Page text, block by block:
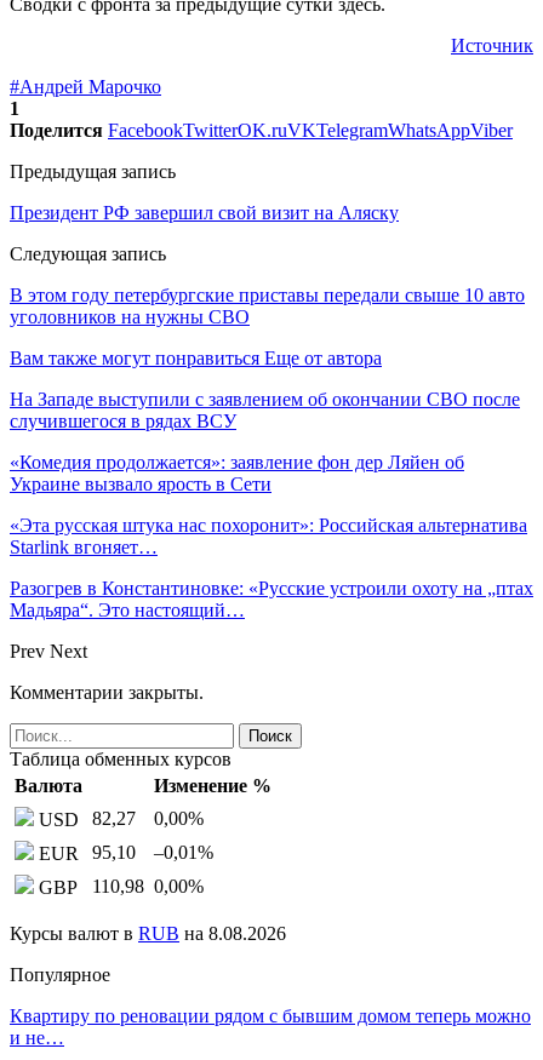
Источник
#Андрей Марочко
1
Поделится FacebookTwitterOK.ruVKTelegramWhatsAppViber
Предыдущая запись
Президент РФ завершил свой визит на Аляску
Следующая запись
В этом году петербургские приставы передали свыше 10 авто
уголовников на нужны СВО
Вам также могут понравиться Еще от автора
На Западе выступили с заявлением об окончании СВО после
случившегося в рядах ВСУ
«Комедия продолжается»: заявление фон дер Ляйен об
Украине вызвало ярость в Сети
«Эта русская штука нас похоронит»: Российская альтернатива
Starlink вгоняет…
Разогрев в Константиновке: «Русские устроили охоту на „птах
Мадьяра“. Это настоящий…
Prev Next
Комментарии закрыты.
Таблица обменных курсов
Валюта
Изменение %
USD
82,27 0,00%
EUR
95,10 –0,01%
GBP
110,98 0,00%
Курсы валют в RUB на 8.08.2026
Популярное
Квартиру по реновации рядом с бывшим домом теперь можно
и не…